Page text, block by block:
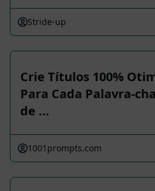
Stride-up
Crie Títulos 100%
Para Cada Palavra-
de …
1001prompts.com